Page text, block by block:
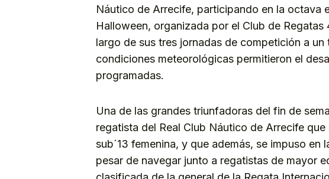
Náutico de Arrecife, participando en la octava
Halloween, organizada por el Club de
largo de sus tres jornadas de competición a
condiciones meteorológicas permitieron el
programadas.
Una de las grandes triunfadoras del fin de
regatista del Real Club Náutico de Arrecife
sub´13 femenina, y que además, se impuso en
pesar de navegar junto a regatistas de mayor